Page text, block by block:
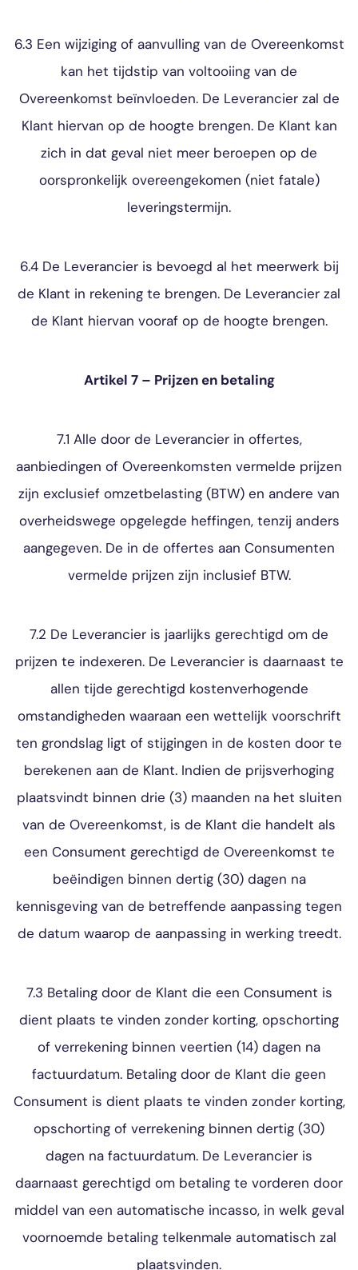
6.3 Een wijziging of aanvulling van de Overeenkomst
kan het tijdstip van voltooiing van de
Overeenkomst beïnvloeden. De Leverancier zal de
Klant hiervan op de hoogte brengen. De Klant kan
zich in dat geval niet meer beroepen op de
oorspronkelijk overeengekomen (niet fatale)
leveringstermijn.
6.4 De Leverancier is bevoegd al het meerwerk bij
de Klant in rekening te brengen. De Leverancier zal
de Klant hiervan vooraf op de hoogte brengen.
Artikel 7 – Prijzen en betaling
7.1 Alle door de Leverancier in offertes,
aanbiedingen of Overeenkomsten vermelde prijzen
zijn exclusief omzetbelasting (BTW) en andere van
overheidswege opgelegde heffingen, tenzij anders
aangegeven. De in de offertes aan Consumenten
vermelde prijzen zijn inclusief BTW.
7.2 De Leverancier is jaarlijks gerechtigd om de
prijzen te indexeren. De Leverancier is daarnaast te
allen tijde gerechtigd kostenverhogende
omstandigheden waaraan een wettelijk voorschrift
ten grondslag ligt of stijgingen in de kosten door te
berekenen aan de Klant. Indien de prijsverhoging
plaatsvindt binnen drie (3) maanden na het sluiten
van de Overeenkomst, is de Klant die handelt als
een Consument gerechtigd de Overeenkomst te
beëindigen binnen dertig (30) dagen na
kennisgeving van de betreffende aanpassing tegen
de datum waarop de aanpassing in werking treedt.
7.3 Betaling door de Klant die een Consument is
dient plaats te vinden zonder korting, opschorting
of verrekening binnen veertien (14) dagen na
factuurdatum. Betaling door de Klant die geen
Consument is dient plaats te vinden zonder korting,
opschorting of verrekening binnen dertig (30)
dagen na factuurdatum. De Leverancier is
daarnaast gerechtigd om betaling te vorderen door
middel van een automatische incasso, in welk geval
voornoemde betaling telkenmale automatisch zal
plaatsvinden.